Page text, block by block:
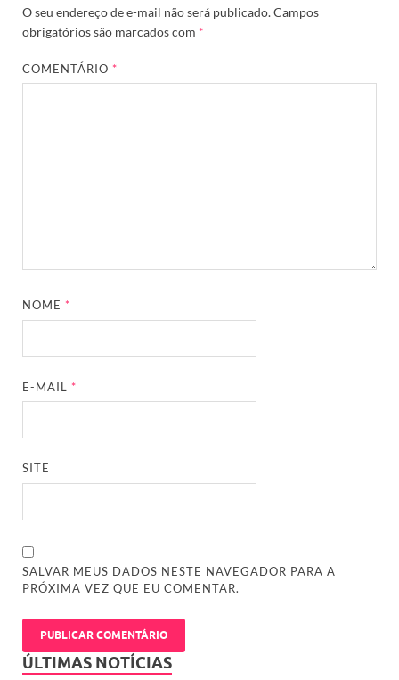
O seu endereço de e-mail não será publicado.Campos
obrigatórios são marcados com *
COMENTÁRIO*
NOME*
E-MAIL*
SITE
SALVAR MEUS DADOS NESTE NAVEGADOR PARA A
PRÓXIMA VEZ QUE EU COMENTAR.
ÚLTIMAS NOTÍCIAS